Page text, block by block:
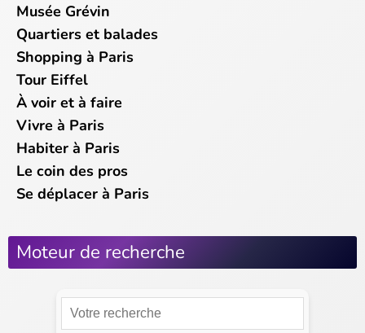
Musée Grévin
Quartiers et balades
Shopping à Paris
Tour Eiffel
À voir et à faire
Vivre à Paris
Habiter à Paris
Le coin des pros
Se déplacer à Paris
Moteur de recherche